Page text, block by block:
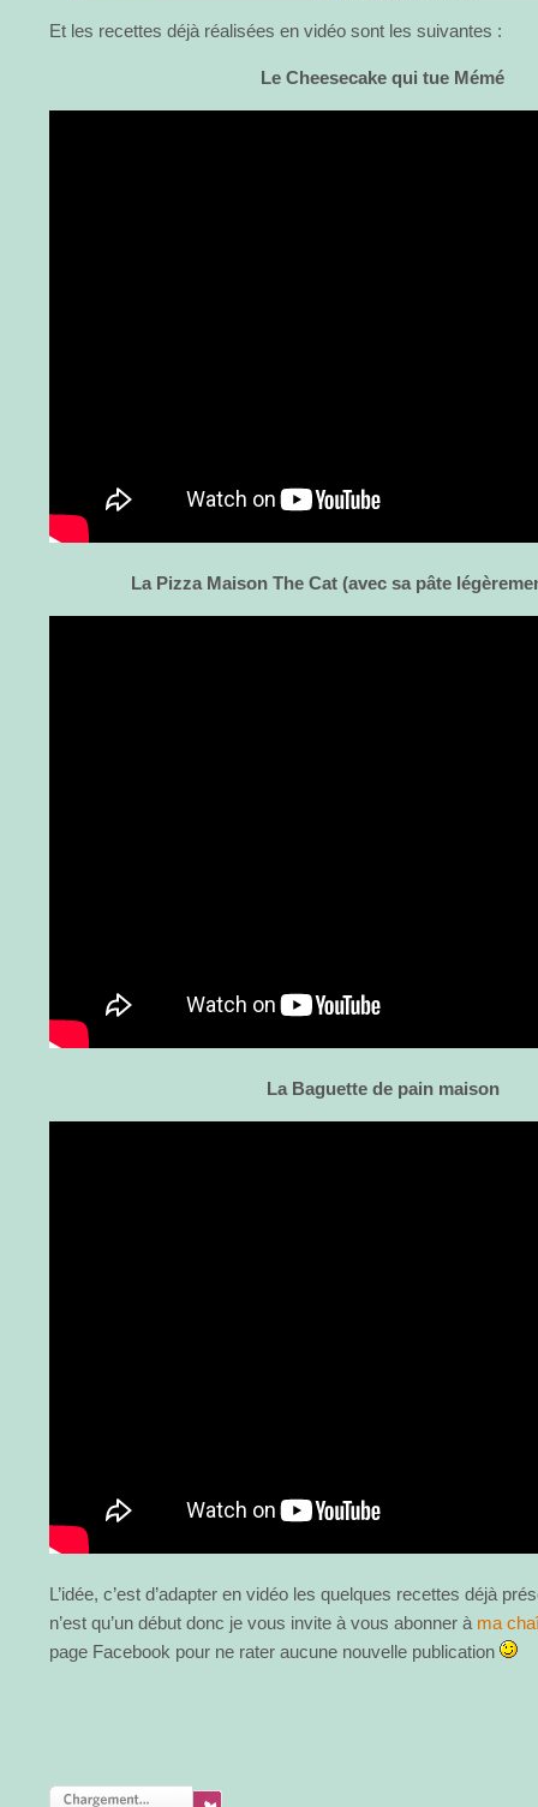
Et les recettes déjà réalisées en vidéo sont les suivantes :
Le Cheesecake qui tue Mémé
La Pizza Maison The Cat (avec sa pâte
La Baguette de pain maison
L’idée, c’est d’adapter en vidéo les quelques recettes déjà
n’est qu’un début donc je vous invite à vous abonner à ma
page Facebook pour ne rater aucune nouvelle publication